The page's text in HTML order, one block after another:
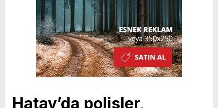
Hatay’da polisler,